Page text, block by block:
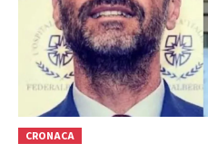
CRONACA